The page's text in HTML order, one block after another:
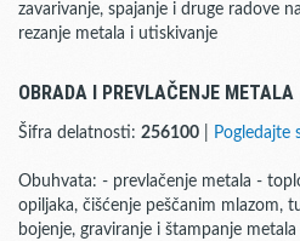
zavarivanje, spajanje i druge radove
rezanje metala i utiskivanje
OBRADA I PREVLAČENJE METALA
Šifra delatnosti: 256100 Pogledajte
Obuhvata: - prevlačenje metala -
opiljaka, čišćenje peščanim mlazom,
bojenje, graviranje i štampanje